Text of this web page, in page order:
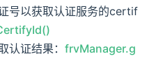
号以获取认证服务的certif
认证结果：frvManager.g